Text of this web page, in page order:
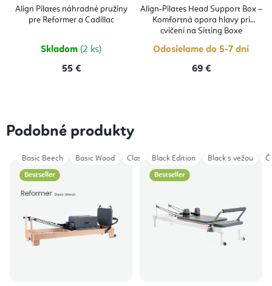
Align Pilates náhradné pružiny
pre Reformer a Cadillac
Skladom (2 ks)
55 €
Align-Pilates Head Support Box –
Komfortná opora hlavy pri
cvičení na Sitting Boxe
Odosielame do 5-7 dní
69 €
Podobné produkty
Bestseller
Basic Beech Basic Wood Classical Wood Classical Wood HL
Bestseller
Black Edition Black s vežou